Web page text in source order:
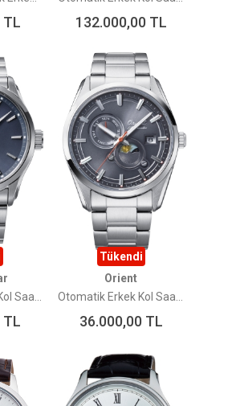
TL 132.000,00TL
TL
Tükendi
Orient
36.000,00TL